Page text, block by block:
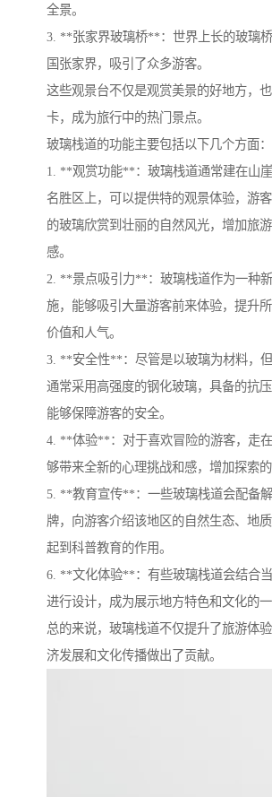
全景。
3. **张家界玻璃桥**：世界上长的玻璃
国张家界，吸引了众多游客。
这些观景台不仅是观赏美景的好地方，
卡，成为旅行中的热门景点。
玻璃栈道的功能主要包括以下几个方面：
1. **观赏功能**：玻璃栈道通常建在山
名胜区上，可以提供特的观景体验，游
的玻璃欣赏到壮丽的自然风光，增加旅
感。
2. **景点吸引力**：玻璃栈道作为一种
施，能够吸引大量游客前来体验，提升
价值和人气。
3. **安全性**：尽管是以玻璃为材料，
通常采用高强度的钢化玻璃，具备的抗压
能够保障游客的安全。
4. **体验**：对于喜欢冒险的游客，走
够带来全新的心理挑战和感，增加探索的
5. **教育宣传**：一些玻璃栈道会配备
牌，向游客介绍该地区的自然生态、地质
起到科普教育的作用。
6. **文化体验**：有些玻璃栈道会结合
进行设计，成为展示地方特色和文化的一
总的来说，玻璃栈道不仅提升了旅游体
济发展和文化传播做出了贡献。